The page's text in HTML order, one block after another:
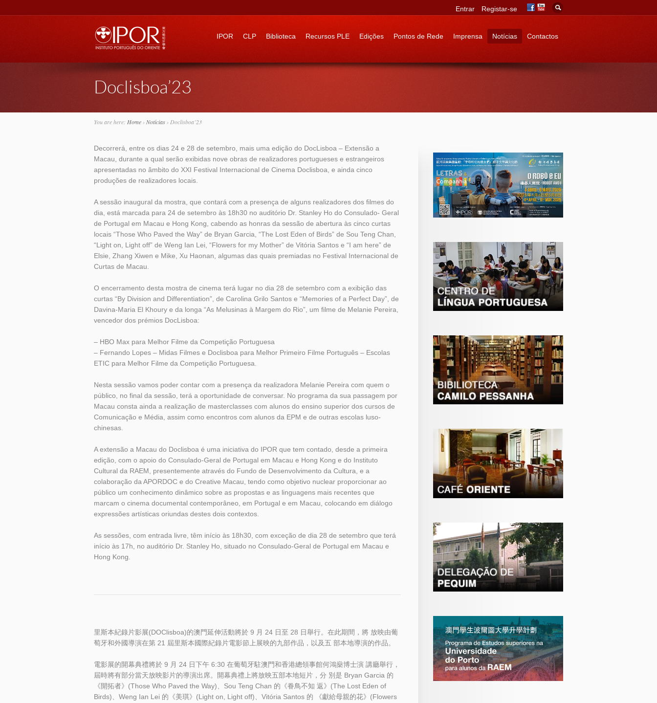
Go to:
IPOR CLP Biblioteca Recursos PLE Edições Pontos de Rede Imprensa Notícias Contactos
Entrar Registar-se
Doclisboa’23
You are here: Home › Notícias › Doclisboa’23
Decorrerá, entre os dias 24 e 28 de setembro, mais uma edição do DocLisboa – Extensão a
Macau, durante a qual serão exibidas nove obras de realizadores portugueses e estrangeiros
apresentadas no âmbito do XXI Festival Internacional de Cinema Doclisboa, e ainda cinco
produções de realizadores locais.
A sessão inaugural da mostra, que contará com a presença de alguns realizadores dos filmes do
dia, está marcada para 24 de setembro às 18h30 no auditório Dr. Stanley Ho do Consulado- Geral
de Portugal em Macau e Hong Kong, cabendo as honras da sessão de abertura às cinco curtas
locais “Those Who Paved the Way” de Bryan Garcia, “The Lost Eden of Birds” de Sou Teng Chan,
“Light on, Light off” de Weng Ian Lei, “Flowers for my Mother” de Vitória Santos e “I am here” de
Elsie, Zhang Xiwen e Mike, Xu Haonan, algumas das quais premiadas no Festival Internacional de
Curtas de Macau.
O encerramento desta mostra de cinema terá lugar no dia 28 de setembro com a exibição das
curtas “By Division and Differentiation”, de Carolina Grilo Santos e “Memories of a Perfect Day”, de
Davina-Maria El Khoury e da longa “As Melusinas à Margem do Rio”, um filme de Melanie Pereira,
vencedor dos prémios DocLisboa:
– HBO Max para Melhor Filme da Competição Portuguesa
– Fernando Lopes – Midas Filmes e Doclisboa para Melhor Primeiro Filme Português – Escolas
ETIC para Melhor Filme da Competição Portuguesa.
Nesta sessão vamos poder contar com a presença da realizadora Melanie Pereira com quem o
público, no final da sessão, terá a oportunidade de conversar. No programa da sua passagem por
Macau consta ainda a realização de masterclasses com alunos do ensino superior dos cursos de
Comunicação e Média, assim como encontros com alunos da EPM e de outras escolas luso-
chinesas.
A extensão a Macau do Doclisboa é uma iniciativa do IPOR que tem contado, desde a primeira
edição, com o apoio do Consulado-Geral de Portugal em Macau e Hong Kong e do Instituto
Cultural da RAEM, presentemente através do Fundo de Desenvolvimento da Cultura, e a
colaboração da APORDOC e do Creative Macau, tendo como objetivo nuclear proporcionar ao
público um conhecimento dinâmico sobre as propostas e as linguagens mais recentes que
marcam o cinema documental contemporâneo, em Portugal e em Macau, colocando em diálogo
expressões artísticas oriundas destes dois contextos.
As sessões, com entrada livre, têm início às 18h30, com exceção de dia 28 de setembro que terá
início às 17h, no auditório Dr. Stanley Ho, situado no Consulado-Geral de Portugal em Macau e
Hong Kong.
里斯本紀錄片影展(DOClisboa)的澳門延伸活動將於 9 月 24 日至 28 日舉行。在此期間，將 放映由葡
萄牙和外國導演在第 21 屆里斯本國際紀錄片電影節上展映的九部作品，以及五 部本地導演的作品。
電影展的開幕典禮將於 9 月 24 日下午 6:30 在葡萄牙駐澳門和香港總領事館何鴻燊博士演 講廳舉行，
屆時將有部分當天放映影片的導演出席。開幕典禮上將放映五部本地短片，分 別是 Bryan Garcia 的
《開拓者》(Those Who Paved the Way)、Sou Teng Chan 的《眷鳥不知 返》(The Lost Eden of
Birds)、Weng Ian Lei 的《美琪》(Light on, Light off)、Vitória Santos 的 《獻給母親的花》(Flowers